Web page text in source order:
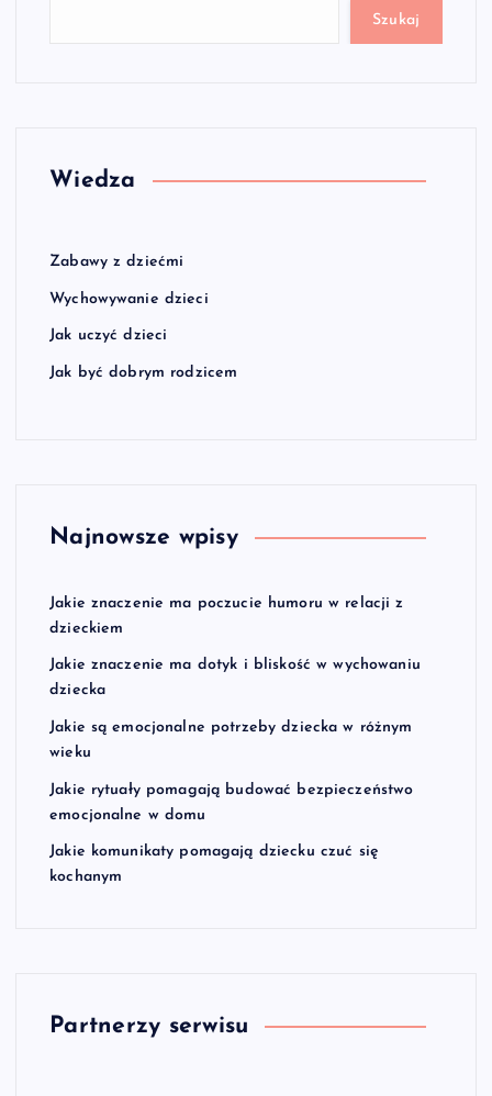
Szukaj
Wiedza
Zabawy z dziećmi
Wychowywanie dzieci
Jak uczyć dzieci
Jak być dobrym rodzicem
Najnowsze wpisy
Jakie znaczenie ma poczucie humoru w relacji z
dzieckiem
Jakie znaczenie ma dotyk i bliskość w wychowaniu
dziecka
Jakie są emocjonalne potrzeby dziecka w różnym
wieku
Jakie rytuały pomagają budować bezpieczeństwo
emocjonalne w domu
Jakie komunikaty pomagają dziecku czuć się
kochanym
Partnerzy serwisu